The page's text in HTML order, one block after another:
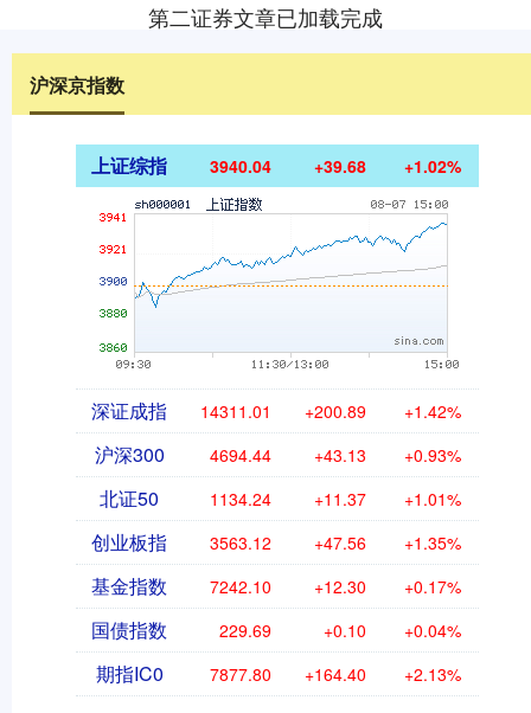
第二证券文章已加载完成
沪深京指数
上证综指 3940.04 +39.68 +1.02%
深证成指 14311.01 +200.89 +1.42%
沪深300 4694.44 +43.13 +0.93%
北证50 1134.24 +11.37 +1.01%
创业板指 3563.12 +47.56 +1.35%
基金指数 7242.10 +12.30 +0.17%
国债指数 229.69 +0.10 +0.04%
期指IC0 7877.80 +164.40 +2.13%